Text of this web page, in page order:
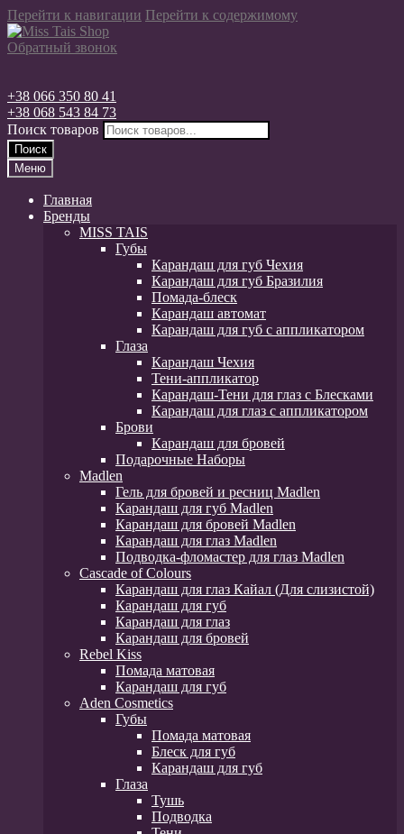
Перейти к навигации Перейти к содержимому
Обратный звонок
+38 066 350 80 41
+38 068 543 84 73
Поиск товаров
Поиск
Меню
Главная
Бренды
MISS TAIS
Губы
Карандаш для губ Чехия
Карандаш для губ Бразилия
Помада-блеск
Карандаш автомат
Карандаш для губ с аппликатором
Глаза
Карандаш Чехия
Тени-аппликатор
Карандаш-Тени для глаз с Блесками
Карандаш для глаз с аппликатором
Брови
Карандаш для бровей
Подарочные Наборы
Madlen
Гель для бровей и ресниц Madlen
Карандаш для губ Madlen
Карандаш для бровей Madlen
Карандаш для глаз Madlen
Подводка-фломастер для глаз Madlen
Cascade of Colours
Карандаш для глаз Кайал (Для слизистой)
Карандаш для губ
Карандаш для глаз
Карандаш для бровей
Rebel Kiss
Помада матовая
Карандаш для губ
Aden Cosmetics
Губы
Помада матовая
Блеск для губ
Карандаш для губ
Глаза
Тушь
Подводка